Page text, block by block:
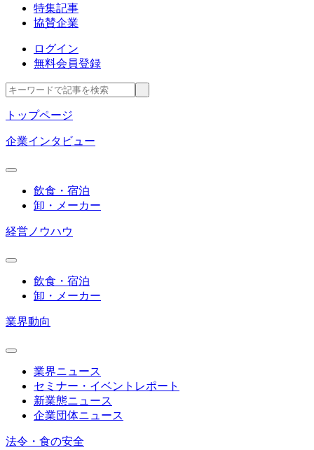
特集記事
協賛企業
ログイン
無料会員登録
トップページ
企業インタビュー
飲食・宿泊
卸・メーカー
経営ノウハウ
飲食・宿泊
卸・メーカー
業界動向
業界ニュース
セミナー・イベントレポート
新業態ニュース
企業団体ニュース
法令・食の安全